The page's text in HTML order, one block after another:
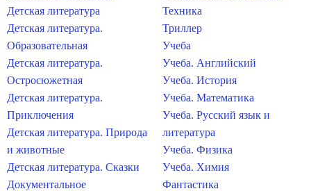
Детская литература
Детская литература.
Образовательная
Детская литература.
Остросюжетная
Детская литература.
Приключения
Детская литература. Природа
и животные
Детская литература. Сказки
Документальное
Техника
Триллер
Учеба
Учеба. Английский
Учеба. История
Учеба. Математика
Учеба. Русский язык и
литература
Учеба. Физика
Учеба. Химия
Фантастика